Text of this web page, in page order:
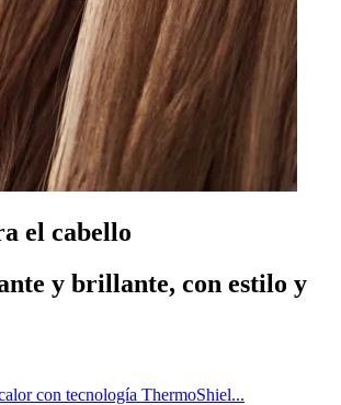
el cabello
y brillante, con estilo y
con tecnología ThermoShiel...